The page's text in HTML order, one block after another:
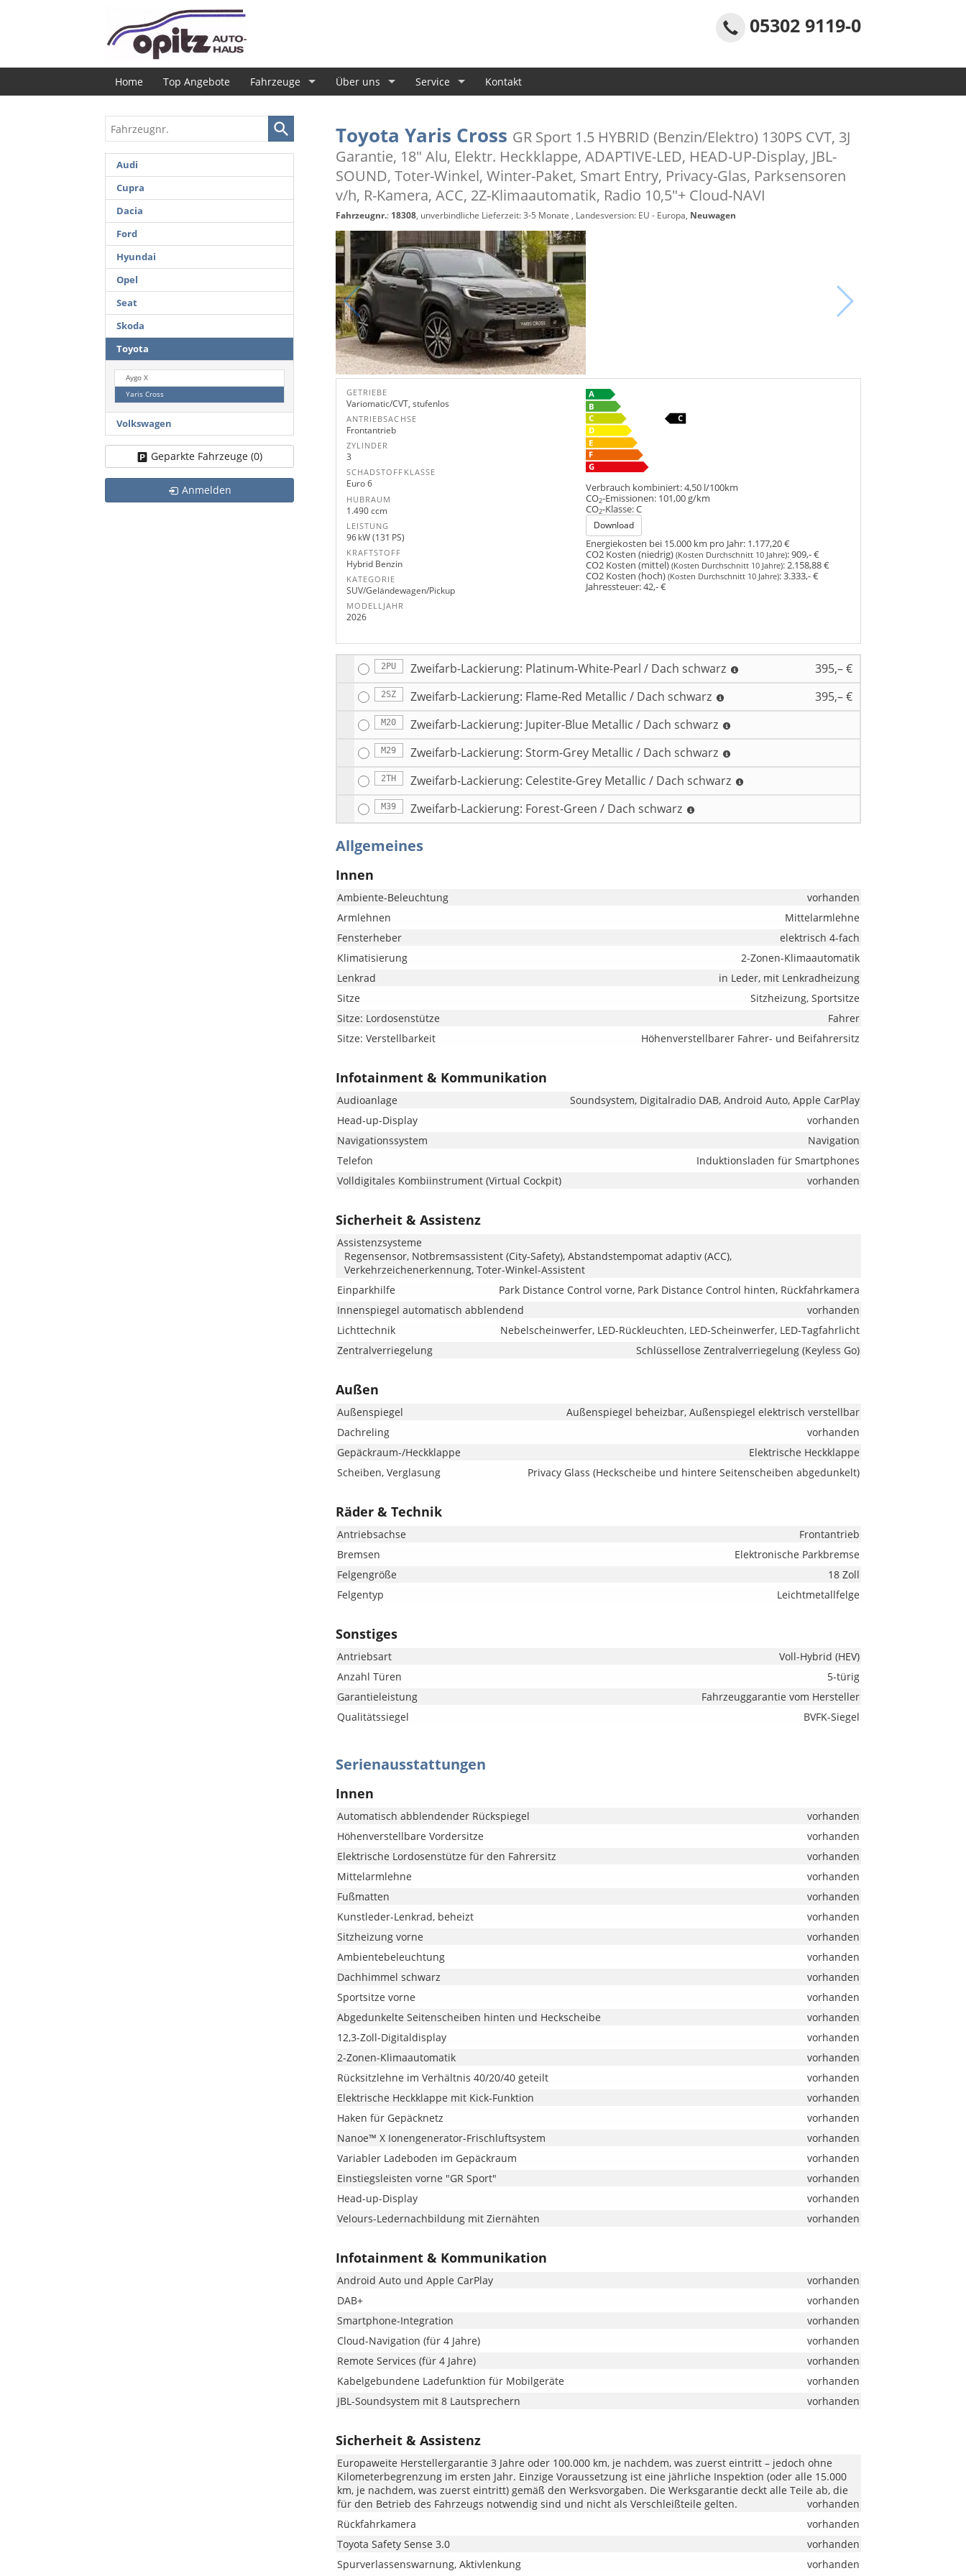
05302 9119-0
Home Top Angebote Fahrzeuge Über uns Service Kontakt
Toyota Yaris Cross GR Sport 1.5 HYBRID (Benzin/Elektro) 130PS CVT, 3J
Garantie, 18" Alu, Elektr. Heckklappe, ADAPTIVE-LED, HEAD-UP-Display, JBL-
SOUND, Toter-Winkel, Winter-Paket, Smart Entry, Privacy-Glas, Parksensoren
v/h, R-Kamera, ACC, 2Z-Klimaautomatik, Radio 10,5"+ Cloud-NAVI
Fahrzeugnr.: 18308, unverbindliche Lieferzeit: 3-5 Monate , Landesversion: EU - Europa, Neuwagen
GETRIEBE
Variomatic/CVT, stufenlos
ANTRIEBSACHSE
Frontantrieb
ZYLINDER
3
SCHADSTOFFKLASSE
Euro 6
HUBRAUM
1.490 ccm
LEISTUNG
96 kW (131 PS)
KRAFTSTOFF
Hybrid Benzin
KATEGORIE
SUV/Geländewagen/Pickup
MODELLJAHR
2026
Verbrauch kombiniert:4,50 l/100km
CO2-Emissionen: 101,00 g/km
CO2-Klasse:C
Download
Energiekosten bei 15.000 km pro Jahr: 1.177,20 €
CO2 Kosten (niedrig)(Kosten Durchschnitt 10 Jahre):909,- €
CO2 Kosten (mittel)(Kosten Durchschnitt 10 Jahre):2.158,88 €
CO2 Kosten (hoch)(Kosten Durchschnitt 10 Jahre):3.333,- €
Jahressteuer:42,- €
2PU Zweifarb-Lackierung: Platinum-White-Pearl / Dach schwarz 395,– €
2SZ Zweifarb-Lackierung: Flame-Red Metallic / Dach schwarz 395,– €
M20 Zweifarb-Lackierung: Jupiter-Blue Metallic / Dach schwarz
M29 Zweifarb-Lackierung: Storm-Grey Metallic / Dach schwarz
2TH Zweifarb-Lackierung: Celestite-Grey Metallic / Dach schwarz
M39 Zweifarb-Lackierung: Forest-Green / Dach schwarz
Allgemeines
Innen
Ambiente-Beleuchtung
vorhanden
Armlehnen
Mittelarmlehne
Fensterheber
elektrisch 4-fach
Klimatisierung
2-Zonen-Klimaautomatik
Lenkrad
in Leder, mit Lenkradheizung
Sitze
Sitzheizung, Sportsitze
Sitze: Lordosenstütze
Fahrer
Sitze: Verstellbarkeit
Höhenverstellbarer Fahrer- und Beifahrersitz
Infotainment & Kommunikation
Audioanlage
Soundsystem, Digitalradio DAB, Android Auto, Apple CarPlay
Head-up-Display
vorhanden
Navigationssystem
Navigation
Telefon
Induktionsladen für Smartphones
Volldigitales Kombiinstrument (Virtual Cockpit)
vorhanden
Sicherheit & Assistenz
Assistenzsysteme
Regensensor, Notbremsassistent (City-Safety), Abstandstempomat adaptiv (ACC),
Verkehrzeichenerkennung, Toter-Winkel-Assistent
Einparkhilfe
Park Distance Control vorne, Park Distance Control hinten, Rückfahrkamera
Innenspiegel automatisch abblendend
vorhanden
Lichttechnik
Nebelscheinwerfer, LED-Rückleuchten, LED-Scheinwerfer, LED-Tagfahrlicht
Zentralverriegelung
Schlüssellose Zentralverriegelung (Keyless Go)
Außen
Außenspiegel
Außenspiegel beheizbar, Außenspiegel elektrisch verstellbar
Dachreling
vorhanden
Gepäckraum-/Heckklappe
Elektrische Heckklappe
Scheiben, Verglasung
Privacy Glass (Heckscheibe und hintere Seitenscheiben abgedunkelt)
Räder & Technik
Antriebsachse
Frontantrieb
Bremsen
Elektronische Parkbremse
Felgengröße
18 Zoll
Felgentyp
Leichtmetallfelge
Sonstiges
Antriebsart
Voll-Hybrid (HEV)
Anzahl Türen
5-türig
Garantieleistung
Fahrzeuggarantie vom Hersteller
Qualitätssiegel
BVFK-Siegel
Serienausstattungen
Innen
Automatisch abblendender Rückspiegel
vorhanden
Höhenverstellbare Vordersitze
vorhanden
Elektrische Lordosenstütze für den Fahrersitz
vorhanden
Mittelarmlehne
vorhanden
Fußmatten
vorhanden
Kunstleder-Lenkrad, beheizt
vorhanden
Sitzheizung vorne
vorhanden
Ambientebeleuchtung
vorhanden
Dachhimmel schwarz
vorhanden
Sportsitze vorne
vorhanden
Abgedunkelte Seitenscheiben hinten und Heckscheibe
vorhanden
12,3-Zoll-Digitaldisplay
vorhanden
2-Zonen-Klimaautomatik
vorhanden
Rücksitzlehne im Verhältnis 40/20/40 geteilt
vorhanden
Elektrische Heckklappe mit Kick-Funktion
vorhanden
Haken für Gepäcknetz
vorhanden
Nanoe™ X Ionengenerator-Frischluftsystem
vorhanden
Variabler Ladeboden im Gepäckraum
vorhanden
Einstiegsleisten vorne "GR Sport"
vorhanden
Head-up-Display
vorhanden
Velours-Ledernachbildung mit Ziernähten
vorhanden
Infotainment & Kommunikation
Android Auto und Apple CarPlay
vorhanden
DAB+
vorhanden
Smartphone-Integration
vorhanden
Cloud-Navigation (für 4 Jahre)
vorhanden
Remote Services (für 4 Jahre)
vorhanden
Kabelgebundene Ladefunktion für Mobilgeräte
vorhanden
JBL-Soundsystem mit 8 Lautsprechern
vorhanden
Sicherheit & Assistenz
Europaweite Herstellergarantie 3 Jahre oder 100.000 km, je nachdem, was zuerst eintritt – jedoch ohne
Kilometerbegrenzung im ersten Jahr. Einzige Voraussetzung ist eine jährliche Inspektion (oder alle 15.000
km, je nachdem, was zuerst eintritt) gemäß den Werksvorgaben. Die Werksgarantie deckt alle Teile ab, die
für den Betrieb des Fahrzeugs notwendig sind und nicht als Verschleißteile gelten.
vorhanden
Rückfahrkamera
vorhanden
Toyota Safety Sense 3.0
vorhanden
Spurverlassenswarnung, Aktivlenkung
vorhanden
Fahrzeugnr.
Audi
Cupra
Dacia
Ford
Hyundai
Opel
Seat
Skoda
Toyota
Aygo X
Yaris Cross
Volkswagen
Geparkte Fahrzeuge (0)
Anmelden